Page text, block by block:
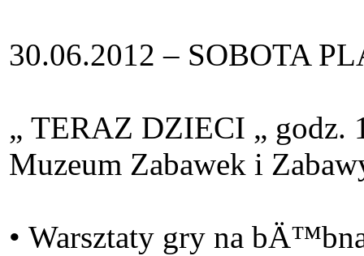
30.06.2012 – SOBOTA
„ TERAZ DZIECI „ godz.
Muzeum Zabawek i
• Warsztaty gry na